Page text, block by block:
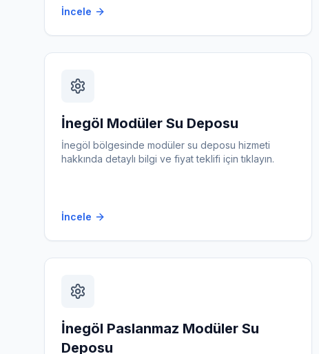
İncele
İnegöl Modüler Su Deposu
İnegöl bölgesinde modüler su deposu hizmeti
hakkında detaylı bilgi ve fiyat teklifi için tıklayın.
İncele
İnegöl Paslanmaz Modüler Su
Deposu